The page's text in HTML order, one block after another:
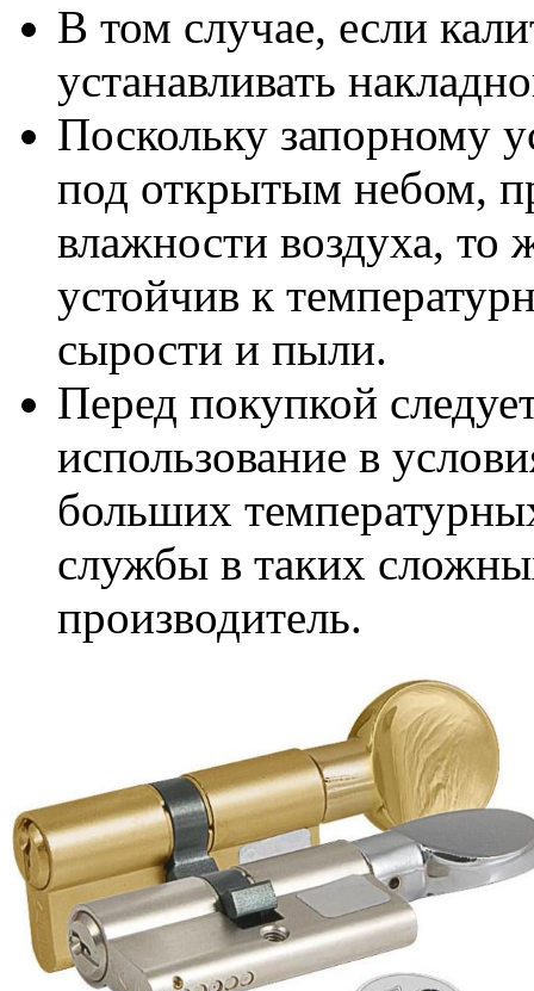
В том случае, если
устанавливать
Поскольку запорному
под открытым небом,
влажности воздуха, то
устойчив к
сырости и пыли.
Перед покупкой
использование в
больших
службы в таких
производитель.